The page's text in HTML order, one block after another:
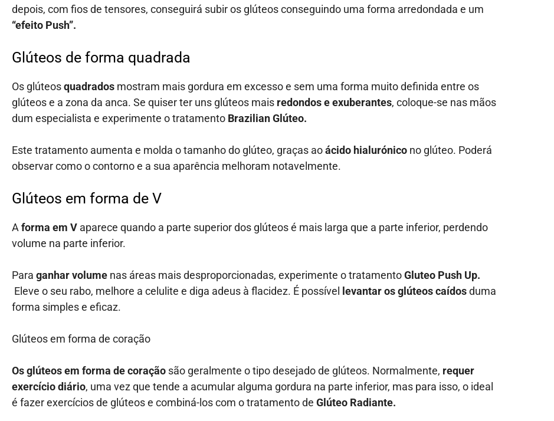
depois, com fios de tensores, conseguirá subir os glúteos conseguindo uma forma arredondada e um
“efeito Push”.
Glúteos de forma quadrada
Os glúteosquadrados mostram mais gordura em excesso e sem uma forma muito definida entre os
glúteos e a zona da anca. Se quiser ter uns glúteos mais redondos e exuberantes, coloque-se nas mãos
dum especialista e experimente otratamento Brazilian Glúteo.
Este tratamento aumenta e molda o tamanho do glúteo, graças aoácido hialurónico no glúteo. Poderá
observar como o contorno e a sua aparência melhoram notavelmente.
Glúteos em forma de V
A forma em V aparece quando a parte superior dos glúteos é mais larga que a parte inferior, perdendo
volume na parte inferior.
Para ganhar volume nas áreas mais desproporcionadas, experimente o tratamentoGluteo Push Up.
Eleve o seu rabo, melhore a celulite e diga adeus à flacidez. É possível levantar os glúteos caídosduma
forma simples e eficaz.
Glúteos em forma de coração
Os glúteos em forma de coração são geralmente o tipo desejado de glúteos. Normalmente, requer
exercício diário, uma vez que tende a acumular alguma gordura na parte inferior, mas para isso, o ideal
é fazer exercícios de glúteos e combiná-los com o tratamento de Glúteo Radiante.